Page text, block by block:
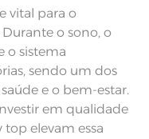
pequena variação de
acordo com a configuração
do monitor ou do
celular. Consultar a cor
técnicas do
vital para o
o sono, o
o sistema
sendo um dos
e o bem-estar.
em qualidade
elevam essa